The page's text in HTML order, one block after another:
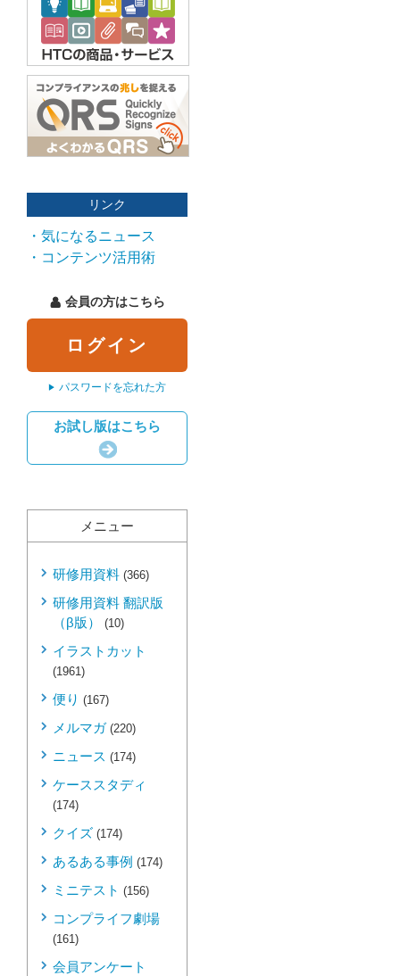
リンク
・気になるニュース
・コンテンツ活用術
会員の方はこちら
ログイン
パスワードを忘れた方
お試し版はこちら
メニュー
研修用資料 (366)
研修用資料 翻訳版
（β版） (10)
イラストカット
(1961)
便り (167)
メルマガ (220)
ニュース (174)
ケーススタディ
(174)
クイズ (174)
あるある事例 (174)
ミニテスト (156)
コンプライフ劇場
(161)
会員アンケート